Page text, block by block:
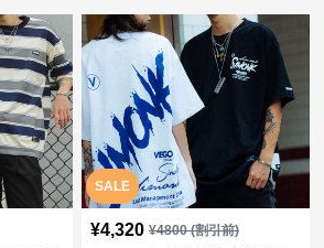
SALE
¥4,320 ¥4800(割引前)